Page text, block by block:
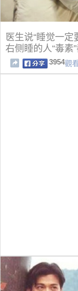
医生说“睡觉一定
右侧睡的人“毒素
3954觀